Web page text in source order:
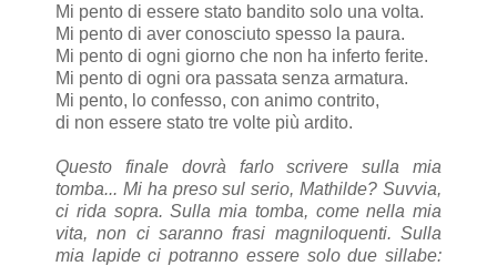
Mi pento di essere stato bandito solo una volta.
Mi pento di aver conosciuto spesso la paura.
Mi pento di ogni giorno che non ha inferto ferite.
Mi pento di ogni ora passata senza armatura.
Mi pento, lo confesso, con animo contrito,
di non essere stato tre volte più ardito.
Questo finale dovrà farlo scrivere sulla mia
tomba... Mi ha preso sul serio, Mathilde? Suvvia,
ci rida sopra. Sulla mia tomba, come nella mia
vita, non ci saranno frasi magniloquenti. Sulla
mia lapide ci potranno essere solo due sillabe: